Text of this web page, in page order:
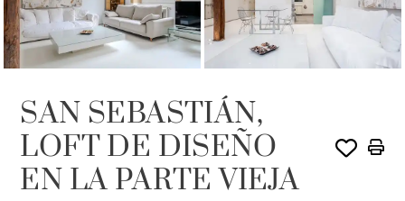
SAN SEBASTIÁN,
LOFT DE DISEÑO
EN LA PARTE VIEJA